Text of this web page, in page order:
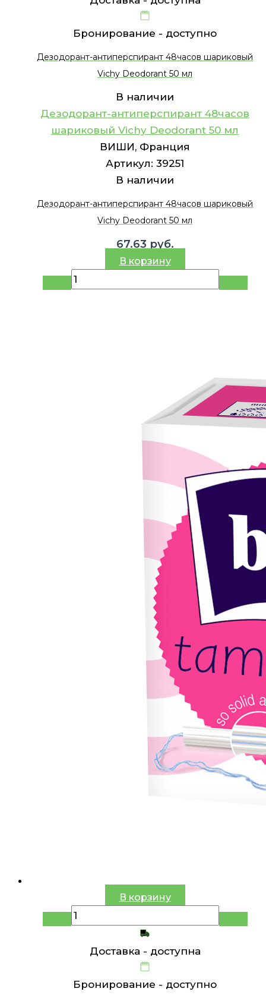
Бронирование - доступно
Дезодорант-антиперспирант 48часов шариковый
Vichy Deodorant 50 мл
В наличии
Дезодорант-антиперспирант 48часов
шариковый Vichy Deodorant 50 мл
ВИШИ, Франция
Артикул: 39251
В наличии
Дезодорант-антиперспирант 48часов шариковый
Vichy Deodorant 50 мл
67.63 руб.
В корзину
В корзину
Доставка - доступна
Бронирование - доступно